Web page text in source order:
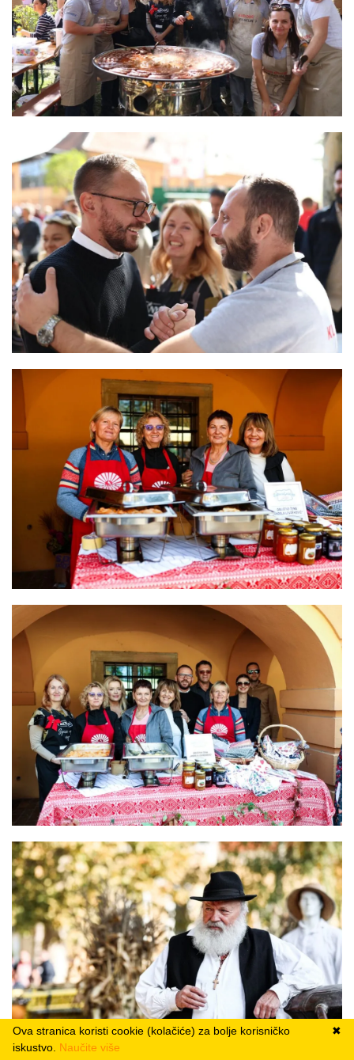
✖
Ova stranica koristi cookie (kolačiće) za bolje korisničko
iskustvo. Naučite više